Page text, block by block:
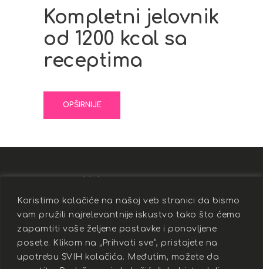
Koristimo kolačiće na našoj veb stranici da bismo
vam pružili najrelevantnije iskustvo tako što ćemo
zapamtiti vaše željene postavke i ponovljene
posete. Klikom na „Prihvati sve“, pristajete na
upotrebu SVIH kolačića. Međutim, možete da
Kompletni jelovnik
od 1200 kcal sa
receptima
OPŠIRNIJE
E-Mail:
smrsajmozajedno1@gmail.com